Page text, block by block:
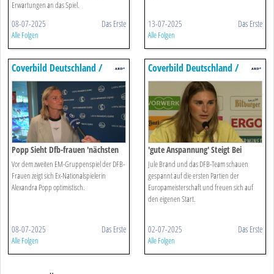
Erwartungen an das Spiel.
08-07-2025 Das Erste
Alle Folgen
13-07-2025 Das Erste
Alle Folgen
Coverbild Deutschland /
Giulia Gwinn"},"aspect16x7":
{"alt":"coverbild Deutschland
/ Giulia Gwinn
Popp Sieht Dfb-frauen 'nächsten
Dreier Holen'
Vor dem zweiten EM-Gruppenspiel der DFB-
Frauen zeigt sich Ex-Nationalspielerin
Alexandra Popp optimistisch.
08-07-2025 Das Erste
Alle Folgen
Coverbild Deutschland /
Giulia Gwinn"},"aspect16x7":
{"alt":"coverbild Deutschland
/ Giulia Gwinn
'gute Anspannung' Steigt Bei
Brand Und Co.
Jule Brand und das DFB-Team schauen
gespannt auf die ersten Partien der
Europameisterschaft und freuen sich auf
den eigenen Start.
02-07-2025 Das Erste
Alle Folgen